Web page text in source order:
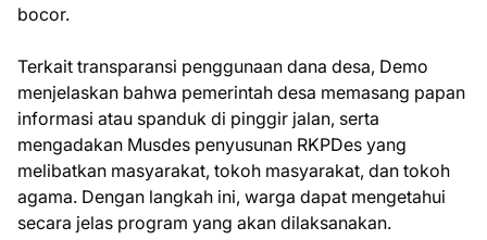
bocor.
Terkait transparansi penggunaan dana desa, Demo
menjelaskan bahwa pemerintah desa memasang papan
informasi atau spanduk di pinggir jalan, serta
mengadakan Musdes penyusunan RKPDes yang
melibatkan masyarakat, tokoh masyarakat, dan tokoh
agama. Dengan langkah ini, warga dapat mengetahui
secara jelas program yang akan dilaksanakan.